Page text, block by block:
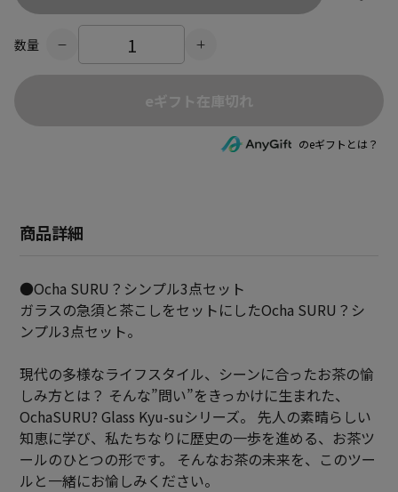
数量
eギフト在庫切れ
のeギフトとは？
商品詳細
●Ocha SURU？シンプル3点セット
ガラスの急須と茶こしをセットにしたOcha SURU？シ
ンプル3点セット。
現代の多様なライフスタイル、シーンに合ったお茶の愉
しみ方とは？ そんな”問い”をきっかけに生まれた、
OchaSURU? Glass Kyu-suシリーズ。 先人の素晴らしい
知恵に学び、私たちなりに歴史の一歩を進める、お茶ツ
ールのひとつの形です。 そんなお茶の未来を、このツー
ルと一緒にお愉しみください。